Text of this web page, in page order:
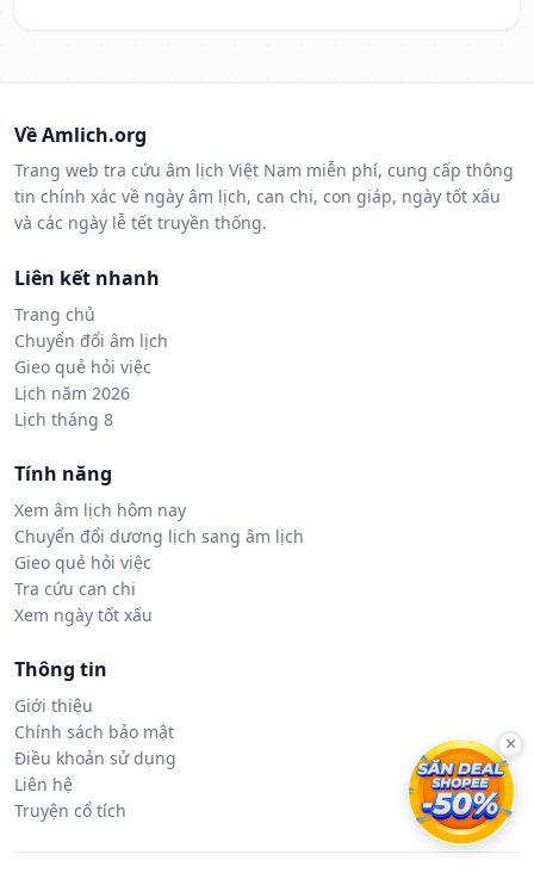
Về Amlich.org
Trang web tra cứu âm lịch Việt Nam miễn phí, cung cấp thông
tin chính xác về ngày âm lịch, can chi, con giáp, ngày tốt xấu
và các ngày lễ tết truyền thống.
Liên kết nhanh
Trang chủ
Chuyển đổi âm lịch
Gieo quẻ hỏi việc
Lịch năm 2026
Lịch tháng 8
Tính năng
Xem âm lịch hôm nay
Chuyển đổi dương lịch sang âm lịch
Gieo quẻ hỏi việc
Tra cứu can chi
Xem ngày tốt xấu
Thông tin
Giới thiệu
Chính sách bảo mật
Điều khoản sử dụng
Liên hệ
Truyện cổ tích
×